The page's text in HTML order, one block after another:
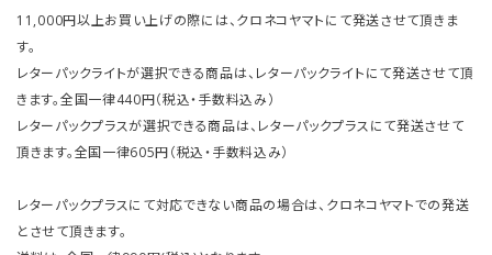
11,000円以上お買い上げの際には、クロネコヤマトにて発送させて頂きま
す。
レターパックライトが選択できる商品は、レターパックライトにて発送させて頂
きます。全国一律440円（税込・手数料込み）
レターパックプラスが選択できる商品は、レターパックプラスにて発送させて
頂きます。全国一律605円（税込・手数料込み）
レターパックプラスにて対応できない商品の場合は、クロネコヤマトでの発送
とさせて頂きます。